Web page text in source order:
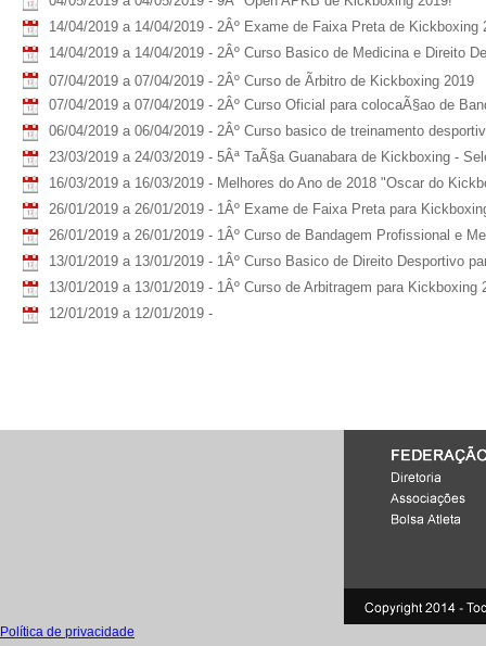
14/04/2019 a 14/04/2019 - 2Âº Exame de Faixa Preta de Kickboxing
14/04/2019 a 14/04/2019 - 2Âº Curso Basico de Medicina e Direito
07/04/2019 a 07/04/2019 - 2Âº Curso de Ãrbitro de Kickboxing 2019
07/04/2019 a 07/04/2019 - 2Âº Curso Oficial para colocaÃ§ao de
06/04/2019 a 06/04/2019 - 2Âº Curso basico de treinamento
23/03/2019 a 24/03/2019 - 5Âª TaÃ§a Guanabara de Kickboxing -
16/03/2019 a 16/03/2019 - Melhores do Ano de 2018 "Oscar do
26/01/2019 a 26/01/2019 - 1Âº Exame de Faixa Preta para
26/01/2019 a 26/01/2019 - 1Âº Curso de Bandagem Profissional e
13/01/2019 a 13/01/2019 - 1Âº Curso Basico de Direito Desportivo
13/01/2019 a 13/01/2019 - 1Âº Curso de Arbitragem para Kickboxing
12/01/2019 a 12/01/2019 -
Política de privacidade